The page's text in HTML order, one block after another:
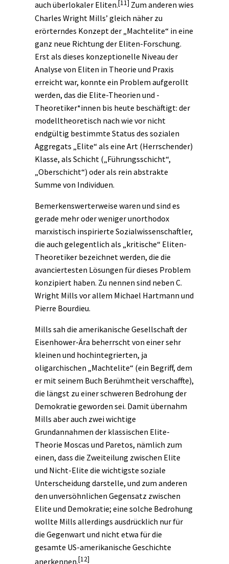
auch überlokaler Eliten.[11] Zum anderen wies
Charles Wright Mills’ gleich näher zu
erörterndes Konzept der „Machtelite“ in eine
ganz neue Richtung der Eliten-Forschung.
Erst als dieses konzeptionelle Niveau der
Analyse von Eliten in Theorie und Praxis
erreicht war, konnte ein Problem aufgerollt
werden, das die Elite-Theorien und -
Theoretiker*innen bis heute beschäftigt: der
modelltheoretisch nach wie vor nicht
endgültig bestimmte Status des sozialen
Aggregats „Elite“ als eine Art (Herrschender)
Klasse, als Schicht („Führungsschicht“,
„Oberschicht“) oder als rein abstrakte
Summe von Individuen.
Bemerkenswerterweise waren und sind es
gerade mehr oder weniger unorthodox
marxistisch inspirierte Sozialwissenschaftler,
die auch gelegentlich als „kritische“ Eliten-
Theoretiker bezeichnet werden, die die
avanciertesten Lösungen für dieses Problem
konzipiert haben. Zu nennen sind neben C.
Wright Mills vor allem Michael Hartmann und
Pierre Bourdieu.
Mills sah die amerikanische Gesellschaft der
Eisenhower-Ära beherrscht von einer sehr
kleinen und hochintegrierten, ja
oligarchischen „Machtelite“ (ein Begriff, dem
er mit seinem Buch Berühmtheit verschaffte),
die längst zu einer schweren Bedrohung der
Demokratie geworden sei. Damit übernahm
Mills aber auch zwei wichtige
Grundannahmen der klassischen Elite-
Theorie Moscas und Paretos, nämlich zum
einen, dass die Zweiteilung zwischen Elite
und Nicht-Elite die wichtigste soziale
Unterscheidung darstelle, und zum anderen
den unversöhnlichen Gegensatz zwischen
Elite und Demokratie; eine solche Bedrohung
wollte Mills allerdings ausdrücklich nur für
die Gegenwart und nicht etwa für die
gesamte US-amerikanische Geschichte
anerkennen.[12]